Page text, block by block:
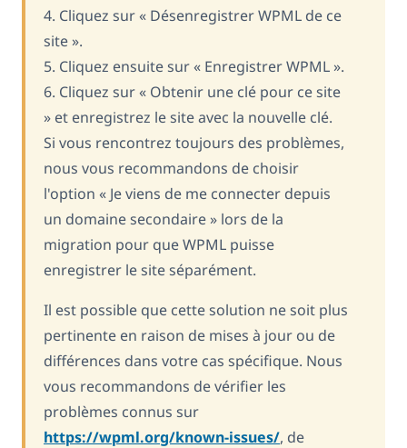
4. Cliquez sur « Désenregistrer WPML de ce
site ».
5. Cliquez ensuite sur « Enregistrer WPML ».
6. Cliquez sur « Obtenir une clé pour ce site
» et enregistrez le site avec la nouvelle clé.
Si vous rencontrez toujours des problèmes,
nous vous recommandons de choisir
l'option « Je viens de me connecter depuis
un domaine secondaire » lors de la
migration pour que WPML puisse
enregistrer le site séparément.
Il est possible que cette solution ne soit plus
pertinente en raison de mises à jour ou de
différences dans votre cas spécifique. Nous
vous recommandons de vérifier les
problèmes connus sur
https://wpml.org/known-issues/, de